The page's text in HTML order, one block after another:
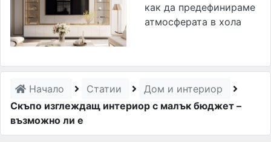
как да предефинираме
атмосферата в хола
Начало Статии
Дом и интериор
Скъпо изглеждащ интериор с малък бюджет –
възможно ли е